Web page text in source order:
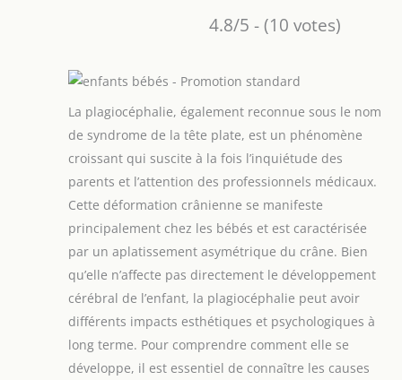
4.8/5 - (10 votes)
La plagiocéphalie, également reconnue sous le nom
de syndrome de la tête plate, est un phénomène
croissant qui suscite à la fois l’inquiétude des
parents et l’attention des professionnels médicaux.
Cette déformation crânienne se manifeste
principalement chez les bébés et est caractérisée
par un aplatissement asymétrique du crâne. Bien
qu’elle n’affecte pas directement le développement
cérébral de l’enfant, la plagiocéphalie peut avoir
différents impacts esthétiques et psychologiques à
long terme. Pour comprendre comment elle se
développe, il est essentiel de connaître les causes